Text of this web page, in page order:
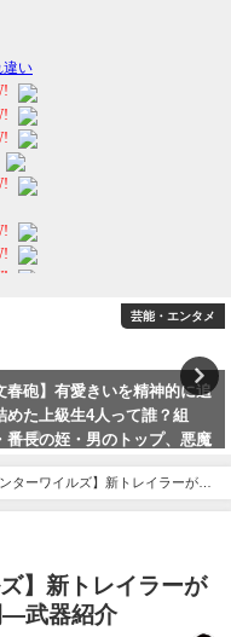
アフィリエイト
ンナイトブラ】効果的な育乳
の選び。おすすめのナイトブ
送料無料】【10日間全額返金
保証】育乳！ホールド 脇高加
流れ 防止 おうち時間
ターワイルズ】新トレイラーが8
】新トレイラーが
―武器紹介